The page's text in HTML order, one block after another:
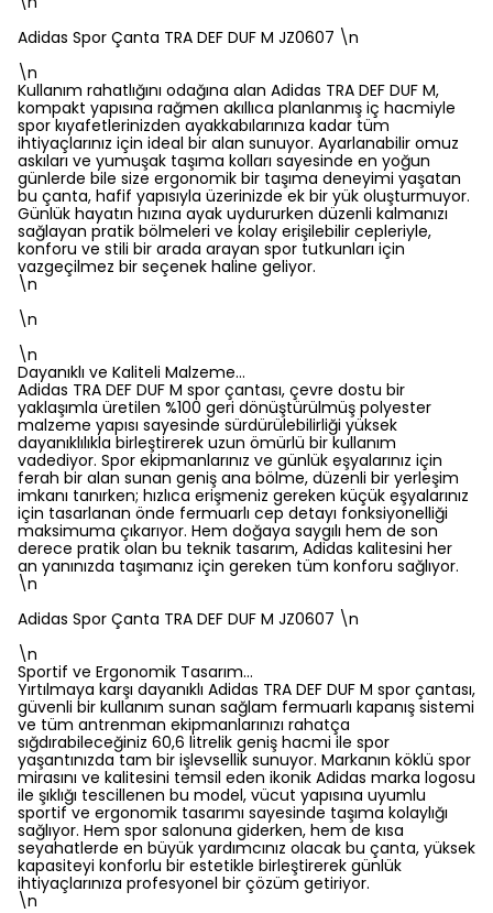
Adidas Spor Çanta TRA DEF DUF M JZ0607 \n
\n
Kullanım rahatlığını odağına alan Adidas TRA DEF DUF M,
kompakt yapısına rağmen akıllıca planlanmış iç hacmiyle
spor kıyafetlerinizden ayakkabılarınıza kadar tüm
ihtiyaçlarınız için ideal bir alan sunuyor. Ayarlanabilir omuz
askıları ve yumuşak taşıma kolları sayesinde en yoğun
günlerde bile size ergonomik bir taşıma deneyimi yaşatan
bu çanta, hafif yapısıyla üzerinizde ek bir yük oluşturmuyor.
Günlük hayatın hızına ayak uydururken düzenli kalmanızı
sağlayan pratik bölmeleri ve kolay erişilebilir cepleriyle,
konforu ve stili bir arada arayan spor tutkunları için
vazgeçilmez bir seçenek haline geliyor.
\n
\n
\n
Dayanıklı ve Kaliteli Malzeme…
Adidas TRA DEF DUF M spor çantası, çevre dostu bir
yaklaşımla üretilen %100 geri dönüştürülmüş polyester
malzeme yapısı sayesinde sürdürülebilirliği yüksek
dayanıklılıkla birleştirerek uzun ömürlü bir kullanım
vadediyor. Spor ekipmanlarınız ve günlük eşyalarınız için
ferah bir alan sunan geniş ana bölme, düzenli bir yerleşim
imkanı tanırken; hızlıca erişmeniz gereken küçük eşyalarınız
için tasarlanan önde fermuarlı cep detayı fonksiyonelliği
maksimuma çıkarıyor. Hem doğaya saygılı hem de son
derece pratik olan bu teknik tasarım, Adidas kalitesini her
an yanınızda taşımanız için gereken tüm konforu sağlıyor.
\n
Adidas Spor Çanta TRA DEF DUF M JZ0607 \n
\n
Sportif ve Ergonomik Tasarım…
Yırtılmaya karşı dayanıklı Adidas TRA DEF DUF M spor çantası,
güvenli bir kullanım sunan sağlam fermuarlı kapanış sistemi
ve tüm antrenman ekipmanlarınızı rahatça
sığdırabileceğiniz 60,6 litrelik geniş hacmi ile spor
yaşantınızda tam bir işlevsellik sunuyor. Markanın köklü spor
mirasını ve kalitesini temsil eden ikonik Adidas marka logosu
ile şıklığı tescillenen bu model, vücut yapısına uyumlu
sportif ve ergonomik tasarımı sayesinde taşıma kolaylığı
sağlıyor. Hem spor salonuna giderken, hem de kısa
seyahatlerde en büyük yardımcınız olacak bu çanta, yüksek
kapasiteyi konforlu bir estetikle birleştirerek günlük
ihtiyaçlarınıza profesyonel bir çözüm getiriyor.
\n